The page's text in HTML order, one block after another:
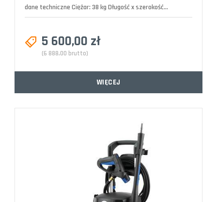
dane techniczne Ciężar: 38 kg Długość x szerokość...
5 600,00 zł
(6 888,00 brutto)
WIĘCEJ